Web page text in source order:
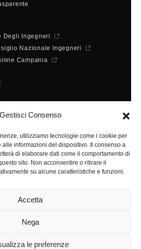
Gestisci Consenso
utilizziamo tecnologie come i cookie per
alle informazioni del dispositivo. Il consenso a
di elaborare dati come il comportamento di
sito. Non acconsentire o ritirare il
su alcune caratteristiche e funzioni.
Accetta
Nega
le preferenze
Degli Ingegneri
Nazionale Ingegneri
Campania
- 16:30